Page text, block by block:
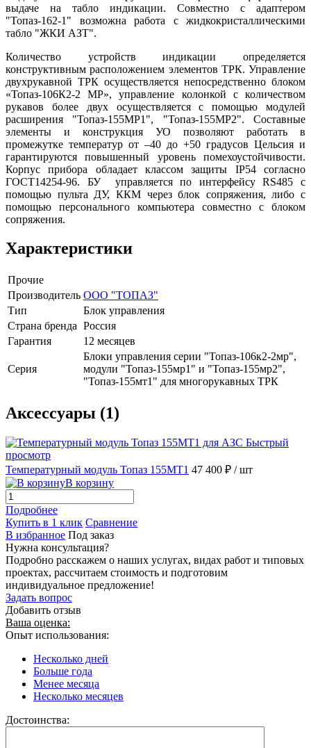
выдаче на табло индикации. Совместно с адаптером
"Топаз-162-1" возможна работа с жидкокристаллическими
табло "ЖКИ АЗТ".
Количество устройств индикации определяется
конструктивным расположением элементов ТРК. Управление
двухрукавной ТРК осуществляется непосредственно блоком
«Топаз-106К2-2 МР», управление колонкой с количеством
рукавов более двух осуществляется с помощью модулей
расширения "Топаз-155МР1", "Топаз-155МР2". Составные
элементы и конструкция УО позволяют работать в
промежутке температур от –40 до +50 градусов Цельсия и
гарантируются повышенный уровень помехоустойчивости.
Корпус прибора обладает классом защиты IP54 согласно
ГОСТ14254-96. БУ управляется по интерфейсу RS485 с
помощью пульта ДУ, ККМ через блок сопряжения, либо с
помощью персонального компьютера совместно с блоком
сопряжения.
Характеристики
Прочие
Производитель ООО "ТОПАЗ"
Тип
Блок управления
Страна бренда Россия
Гарантия
12 месяцев
Серия
Блоки управления серии "Топаз-106к2-2мр",
модули "Топаз-155мр1" и "Топаз-155мр2",
"Топаз-155мт1" для многорукавных ТРК
Аксессуары (1)
Быстрый
просмотр
Температурный модуль Топаз 155МТ1 47 400 ₽ / шт
В корзину
Подробнее
Купить в 1 клик Сравнение
В избранное Под заказ
Нужна консультация?
Подробно расскажем о наших услугах, видах работ и типовых
проектах, рассчитаем стоимость и подготовим
индивидуальное предложение!
Задать вопрос
Добавить отзыв
Ваша оценка:
Опыт использования:
Несколько дней
Больше года
Менее месяца
Несколько месяцев
Достоинства: